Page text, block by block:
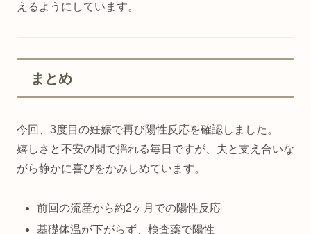
えるようにしています。
まとめ
今回、3度目の妊娠で再び陽性反応を確認しました。
嬉しさと不安の間で揺れる毎日ですが、夫と支え合いな
がら静かに喜びをかみしめています。
前回の流産から約2ヶ月での陽性反応
基礎体温が下がらず、検査薬で陽性